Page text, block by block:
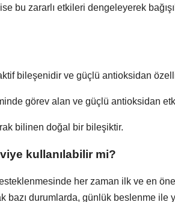
bu zararlı etkileri dengeleyerek
bileşenidir ve güçlü antioksidan
görev alan ve güçlü antioksidan
bilinen doğal bir bileşiktir.
kullanılabilir mi?
her zaman ilk ve en
bazı durumlarda, günlük beslenme